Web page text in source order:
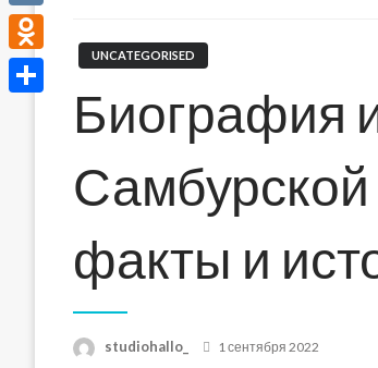
UNCATEGORISED
Биография
факты и
studiohallo_
Posted
1 сентября 2022
VK
Odnoklassniki
Отправить